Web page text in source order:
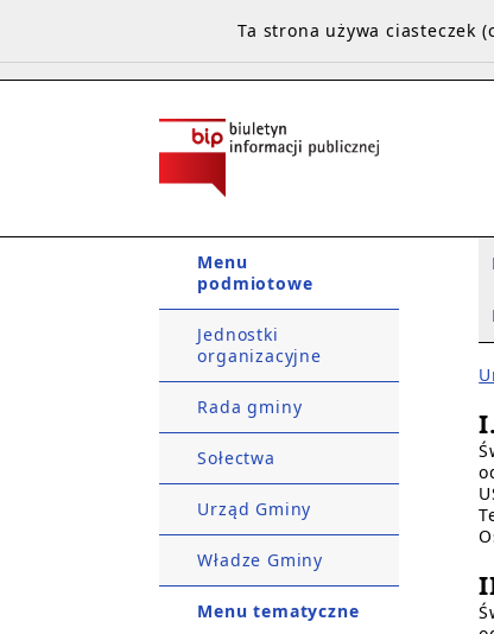
Menu
podmiotowe
Jednostki
organizacyjne
Rada gminy
Sołectwa
Urząd Gminy
Władze Gminy
Menu tematyczne
Ta strona używa ciasteczek